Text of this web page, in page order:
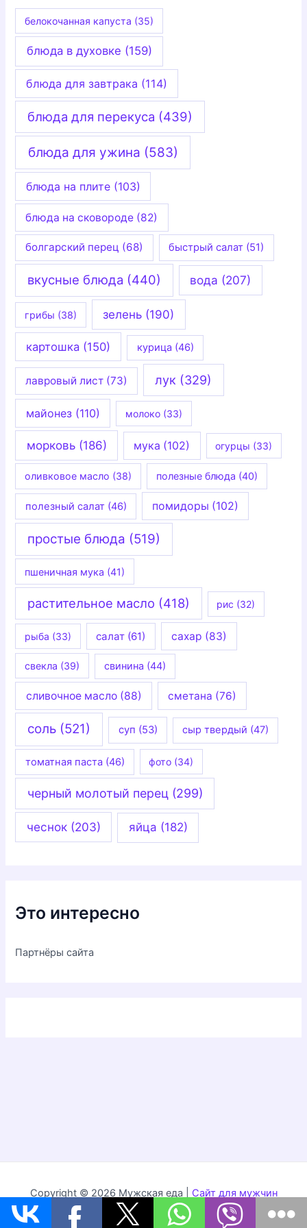
белокочанная капуста (35)
блюда в духовке (159)
блюда для завтрака (114)
блюда для перекуса (439)
блюда для ужина (583)
блюда на плите(103)
блюда на сковороде (82)
болгарский перец (68) быстрый салат (51)
вкусные блюда (440) вода (207)
грибы (38) зелень (190)
картошка (150) курица (46)
лавровый лист (73) лук (329)
майонез(110) молоко (33)
морковь(186) мука (102) огурцы (33)
оливковое масло (38) полезные блюда (40)
полезный салат(46) помидоры (102)
простые блюда (519)
пшеничная мука (41)
растительное масло (418) рис (32)
рыба (33) салат (61) сахар (83)
свекла (39) свинина (44)
сливочное масло(88) сметана (76)
соль (521) суп (53) сыр твердый (47)
томатная паста (46) фото (34)
черный молотый перец(299)
чеснок(203) яйца (182)
Это интересно
Партнёры сайта
Copyright © 2026 Мужская еда | Сайт для мужчин